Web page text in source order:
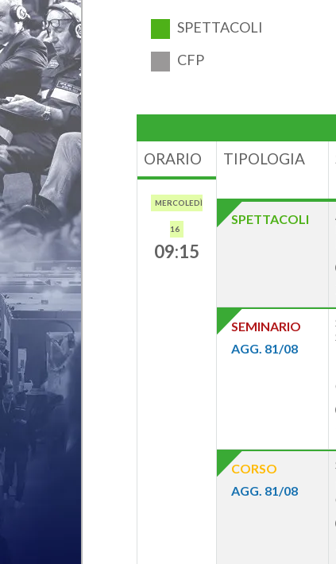
SPETTACOLI
CFP
ORARIO
MERCOLEDÌ
16
09:15
TIPOLOGIA
SPETTACOLI
SEMINARIO
AGG. 81/08
CORSO
AGG. 81/08